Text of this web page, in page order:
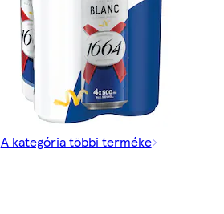
A kategória többi terméke